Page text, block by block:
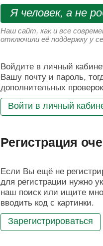
Я человек, а не
Наш сайт, как и все
отключили её поддержку у
Войдите в личный
Вашу почту и пароль,
дополнительных
Войти в личный
Регистрация
Если Вы ещё не
для регистрации нужно
наш поиск или ищите
вводить код с картинки.
Зарегистрироваться